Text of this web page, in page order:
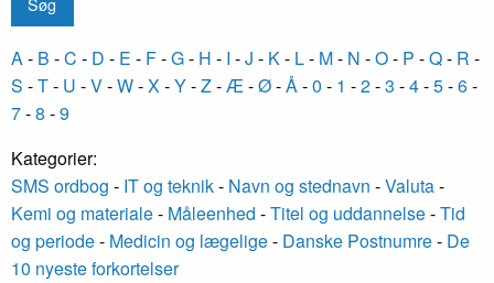
A- B -C - D - E - F-G- H - I -J - K- L- M- N -O- P -Q- R -
S -T- U -V-W-X-Y-Z-Æ-Ø-Å-0 - 1 -2-3 -4-5-6-
7-8 -9
Kategorier:
SMS ordbog - IT og teknik- Navn og stednavn -Valuta-
Kemi og materiale- Måleenhed -Titel og uddannelse-Tid
og periode- Medicin og lægelige- Danske Postnumre- De
10 nyeste forkortelser